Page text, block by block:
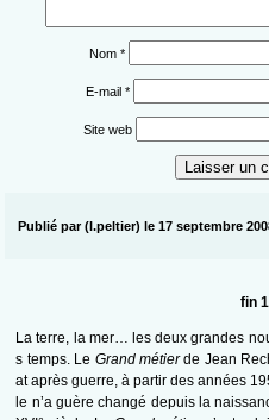
Nom *
E-mail *
Site web
Publié par (l.peltier) le 17 septembre
fin
La terre, la mer… les deux grandes
s temps. Le Grand métierde Jean
at après guerre, à partir des années
le n’a guère changé depuis la